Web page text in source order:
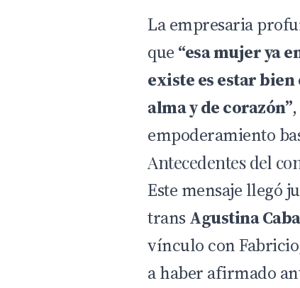
La empresaria
que “esa mujer ya
existe es estar
alma y de corazón”
empoderamiento
Antecedentes del
Este mensaje llegó
transAgustina
vínculo con
a haber afirmado